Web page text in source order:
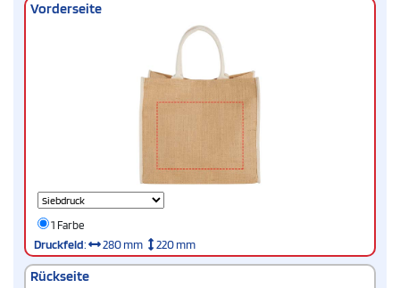
Vorderseite
1 Farbe
Druckfeld: 280 mm 220 mm
Rückseite